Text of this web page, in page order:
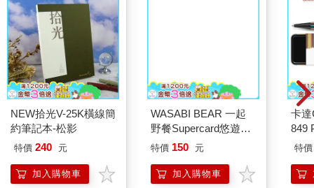
NEW拾光V-25K橫線簡
約筆記本-松影
特價 240 元
加入購物車
WASABI BEAR 一起
野餐Supercard悠遊卡-
粉芥末熊【受託代銷】
特價 150 元
加入購物車
卡
849
特價